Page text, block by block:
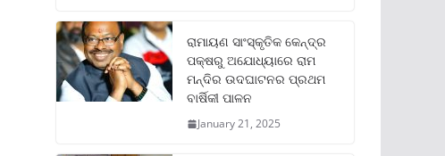
ରାମାୟଣ ସାଂସ୍କୃତିକ କେନ୍ଦ୍ର
ପକ୍ଷରୁ ଅଯୋଧ୍ୟାରେ ରାମ
ମନ୍ଦିର ଉଦଘାଟନର ପ୍ରଥମ
ବାର୍ଷିକୀ ପାଳନ
January 21, 2025